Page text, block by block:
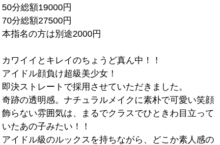
50分総額19000円
70分総額27500円
本指名の方は別途2000円
カワイイとキレイのちょうど真ん中！！
アイドル顔負け超級美少女！
即決ストレートで採用させていただきました。
奇跡の透明感。ナチュラルメイクに素朴で可愛い笑顔
飾らない雰囲気は、まるでクラスでひときわ目立って
いたあの子みたい！！
アイドル級のルックスを持ちながら、どこか素人感の